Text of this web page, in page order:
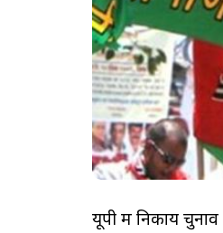
यूपी में निकाय